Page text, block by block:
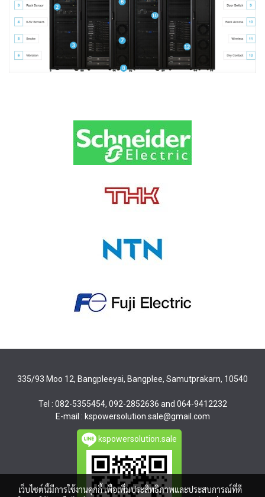
335/93 Moo 12, Bangpleeyai, Bangplee, Samutprakarn, 10540
Tel : 082-5355454, 092-2852636 and 064-9412232
E-mail : kspowersolution.sale@gmail.com
kspowersolution.sale
เว็บไซต์นี้มีการใช้งานคุกกี้ เพื่อเพิ่มประสิทธิภาพและประสบการณ์ที่ดี